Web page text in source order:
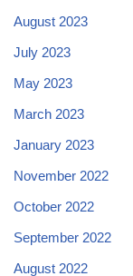
August 2023
July 2023
May 2023
March 2023
January 2023
November 2022
October 2022
September 2022
August 2022